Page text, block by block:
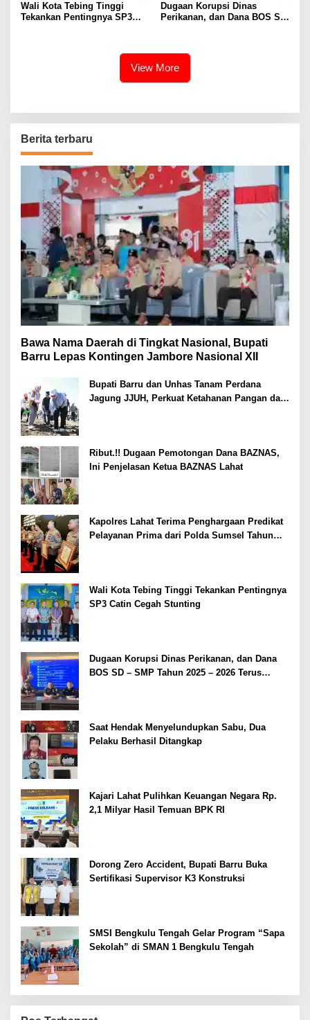
Wali Kota Tebing Tinggi
Tekankan Pentingnya SP3
Dugaan Korupsi Dinas
Perikanan, dan Dana BOS SD
View More
Berita terbaru
Bawa Nama Daerah di Tingkat Nasional, Bupati
Barru Lepas Kontingen Jambore Nasional XII
Bupati Barru dan Unhas Tanam Perdana
Jagung JJUH, Perkuat Ketahanan Pangan dan
Ribut.!! Dugaan Pemotongan Dana BAZNAS,
Ini Penjelasan Ketua BAZNAS Lahat
Kapolres Lahat Terima Penghargaan Predikat
Pelayanan Prima dari Polda Sumsel Tahun
Wali Kota Tebing Tinggi Tekankan Pentingnya
SP3 Catin Cegah Stunting
Dugaan Korupsi Dinas Perikanan, dan Dana
BOS SD – SMP Tahun 2025 – 2026 Terus
Saat Hendak Menyelundupkan Sabu, Dua
Pelaku Berhasil Ditangkap
Kajari Lahat Pulihkan Keuangan Negara Rp.
2,1 Milyar Hasil Temuan BPK RI
Dorong Zero Accident, Bupati Barru Buka
Sertifikasi Supervisor K3 Konstruksi
SMSI Bengkulu Tengah Gelar Program “Sapa
Sekolah” di SMAN 1 Bengkulu Tengah